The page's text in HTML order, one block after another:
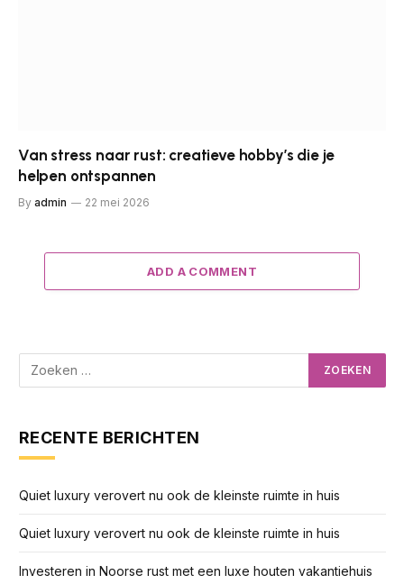
Van stress naar rust: creatieve hobby’s die je
helpen ontspannen
By admin 22 mei 2026
ADD A COMMENT
RECENTE BERICHTEN
Quiet luxury verovert nu ook de kleinste ruimte in huis
Quiet luxury verovert nu ook de kleinste ruimte in huis
Investeren in Noorse rust met een luxe houten vakantiehuis